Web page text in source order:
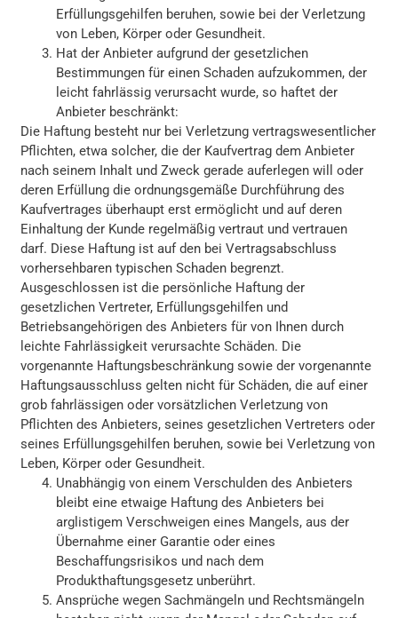
Erfüllungsgehilfen beruhen, sowie bei der Verletzung
von Leben, Körper oder Gesundheit.
Hat der Anbieter aufgrund der gesetzlichen
Bestimmungen für einen Schaden aufzukommen, der
leicht fahrlässig verursacht wurde, so haftet der
Anbieter beschränkt:
Die Haftung besteht nur bei Verletzung vertragswesentlicher
Pflichten, etwa solcher, die der Kaufvertrag dem Anbieter
nach seinem Inhalt und Zweck gerade auferlegen will oder
deren Erfüllung die ordnungsgemäße Durchführung des
Kaufvertrages überhaupt erst ermöglicht und auf deren
Einhaltung der Kunde regelmäßig vertraut und vertrauen
darf. Diese Haftung ist auf den bei Vertragsabschluss
vorhersehbaren typischen Schaden begrenzt.
Ausgeschlossen ist die persönliche Haftung der
gesetzlichen Vertreter, Erfüllungsgehilfen und
Betriebsangehörigen des Anbieters für von Ihnen durch
leichte Fahrlässigkeit verursachte Schäden. Die
vorgenannte Haftungsbeschränkung sowie der vorgenannte
Haftungsausschluss gelten nicht für Schäden, die auf einer
grob fahrlässigen oder vorsätzlichen Verletzung von
Pflichten des Anbieters, seines gesetzlichen Vertreters oder
seines Erfüllungsgehilfen beruhen, sowie bei Verletzung von
Leben, Körper oder Gesundheit.
Unabhängig von einem Verschulden des Anbieters
bleibt eine etwaige Haftung des Anbieters bei
arglistigem Verschweigen eines Mangels, aus der
Übernahme einer Garantie oder eines
Beschaffungsrisikos und nach dem
Produkthaftungsgesetz unberührt.
Ansprüche wegen Sachmängeln und Rechtsmängeln